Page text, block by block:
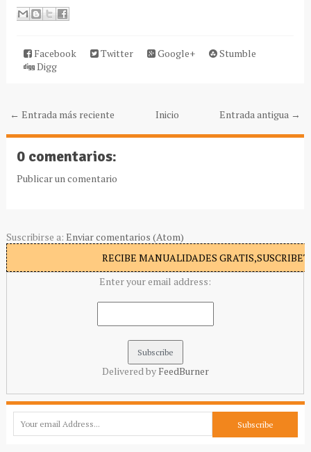
Facebook Twitter Google+
Stumble
Digg
← Entrada más reciente Entrada antigua →
Inicio
0 comentarios:
Publicar un comentario
Suscribirse a: Enviar comentarios (Atom)
RECIBE MANUALIDADES
Enter your email address:
Delivered by FeedBurner